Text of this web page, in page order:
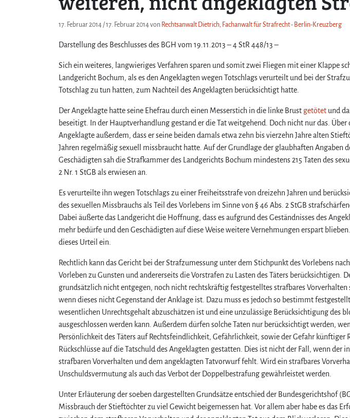
17. Februar 2014 /17. Februar 2014von Rechtsanwalt Dietrich, Fachanwalt für Strafrecht - Berlin-Kreuzberg
Darstellung des Beschlusses des BGH vom 19.11.2013 – 4 StR 448/13 –
Sich ein weiteres, langwieriges Verfahren sparen und somit zwei Fliegen mit einer Klappe
Landgericht Bochum, als es den Angeklagten wegen Totschlags verurteilt und bei der
Totschlag zu tun hatten, zum Nachteil des Angeklagten berücksichtigt hatte.
Der Angeklagte hatte seine Ehefrau durch einen Messerstich in die linke Brust getötet und
beseitigt. In der Hauptverhandlung gestand er die Tat weitgehend. Doch nicht nur das. Über
Angeklagte außerdem, dass er seine beiden damals etwa zehn bis vierzehn Jahre alten
Jahren regelmäßig sexuell missbraucht hatte. Auf der Grundlage der glaubhaften Angaben
Geschädigten sah die Strafkammer des Landgerichts Bochum mindestens 215 Taten des
2 Nr. 1 StGB als erwiesen an.
Es verurteilte ihn wegen Totschlags zu einer Freiheitsstrafe von dreizehn Jahren und
des sexuellen Missbrauchs als Teil des Vorlebens im Sinne von § 46 Abs. 2 StGB
Dabei äußerte das Landgericht die Hoffnung, dass es aufgrund des Geständnisses des
mehr bedürfe und den Geschädigten auf diese Weise weitere Vernehmungen erspart
dieses Urteil ein.
Rechtlich kann das Gericht bei der Strafzumessung unter dem Stichpunkt des Vorlebens
Vorleben zu Gunsten und andererseits die Vorstrafen zu Lasten des Täters berücksichtigen.
grundsätzlich nicht entgegen, noch nicht rechtskräftig festgestelltes strafbares
wenn dieses nicht Gegenstand der Anklage ist. Dazu muss es jedoch so bestimmt
wesentlichen Unrechtsgehalt abzuschätzen ist und eine unzulässige Berücksichtigung des
ausgeschlossen werden kann. Außerdem dürfen solche Taten nur berücksichtigt werden,
Persönlichkeit des Täters auf Rechtsfeindlichkeit, Gefährlichkeit, sowie der Gefahr künftiger
Rückschlüsse auf die Tatschuld des Angeklagten gestatten. Dies ist nicht der Fall, wenn der
strafbaren Vorverhalten und dem angeklagten Tatvorwurf fehlt. Wird ein strafbares
Unschuldsvermutung als auch das Verbot der Doppelbestrafung gewährleistet werden.
Unter Erläuterung der soeben dargestellten Grundsätze entschied der Bundesgerichtshof
Missbrauch der Stieftöchter zu viel Gewicht beigemessen hat. Vor allem aber habe es das